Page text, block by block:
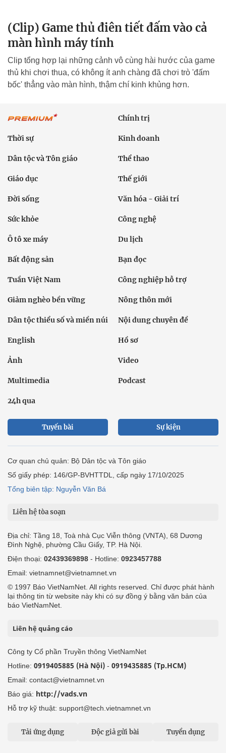
(Clip) Game thủ điên tiết đấm vào cả
màn hình máy tính
Clip tổng hợp lại những cảnh vô cùng hài hước của game
thủ khi chơi thua, có không ít anh chàng đã chơi trò 'đấm
bốc' thẳng vào màn hình, thậm chí kinh khủng hơn.
Chính trị
Thời sự Kinh doanh
Dân tộc và Tôn giáo Thể thao
Giáo dục Thế giới
Đời sống Văn hóa - Giải trí
Sức khỏe Công nghệ
Ô tô xe máy Du lịch
Bất động sản Bạn đọc
Tuần Việt Nam Công nghiệp hỗ trợ
Giảm nghèo bền vững Nông thôn mới
Dân tộc thiểu số và miền núi Nội dung chuyên đề
English Hồ sơ
Ảnh Video
Multimedia Podcast
24h qua
Tuyến bài Sự kiện
Cơ quan chủ quản: Bộ Dân tộc và Tôn giáo
Số giấy phép: 146/GP-BVHTTDL, cấp ngày 17/10/2025
Tổng biên tập: Nguyễn Văn Bá
Liên hệ tòa soạn
Địa chỉ: Tầng 18, Toà nhà Cục Viễn thông (VNTA), 68 Dương
Đình Nghệ, phường Cầu Giấy, TP. Hà Nội.
Điện thoại: 02439369898 - Hotline: 0923457788
Email: vietnamnet@vietnamnet.vn
© 1997 Báo VietNamNet. All rights reserved. Chỉ được phát hành
lại thông tin từ website này khi có sự đồng ý bằng văn bản của
báo VietNamNet.
Liên hệ quảng cáo
Công ty Cổ phần Truyền thông VietNamNet
Hotline: 0919405885 (Hà Nội) - 0919435885 (Tp.HCM)
Email: contact@vietnamnet.vn
Báo giá: http://vads.vn
Hỗ trợ kỹ thuật: support@tech.vietnamnet.vn
Tải ứng dụng Độc giả gửi bài Tuyển dụng